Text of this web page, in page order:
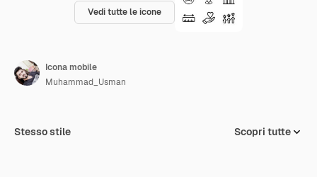
Vedi tutte le icone
Icona mobile
Muhammad_Usman
Stesso stile Scopri tutte